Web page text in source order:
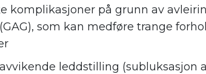
komplikasjoner på grunn av
som kan medføre trange
leddstilling (subluksasjon